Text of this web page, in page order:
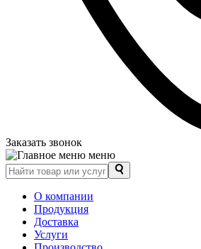
Заказать звонок
меню
О компании
Продукция
Доставка
Услуги